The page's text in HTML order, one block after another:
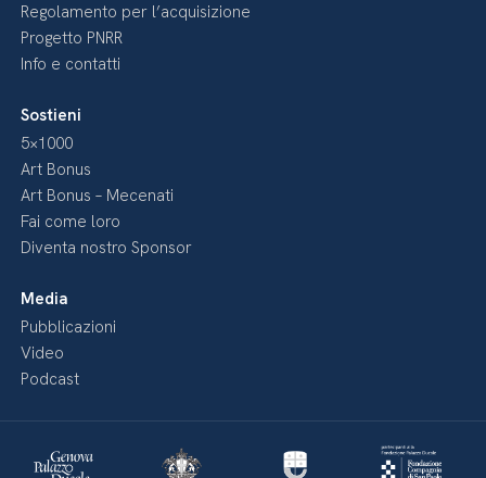
Regolamento per l’acquisizione
Progetto PNRR
Info e contatti
Sostieni
5×1000
Art Bonus
Art Bonus – Mecenati
Fai come loro
Diventa nostro Sponsor
Media
Pubblicazioni
Video
Podcast